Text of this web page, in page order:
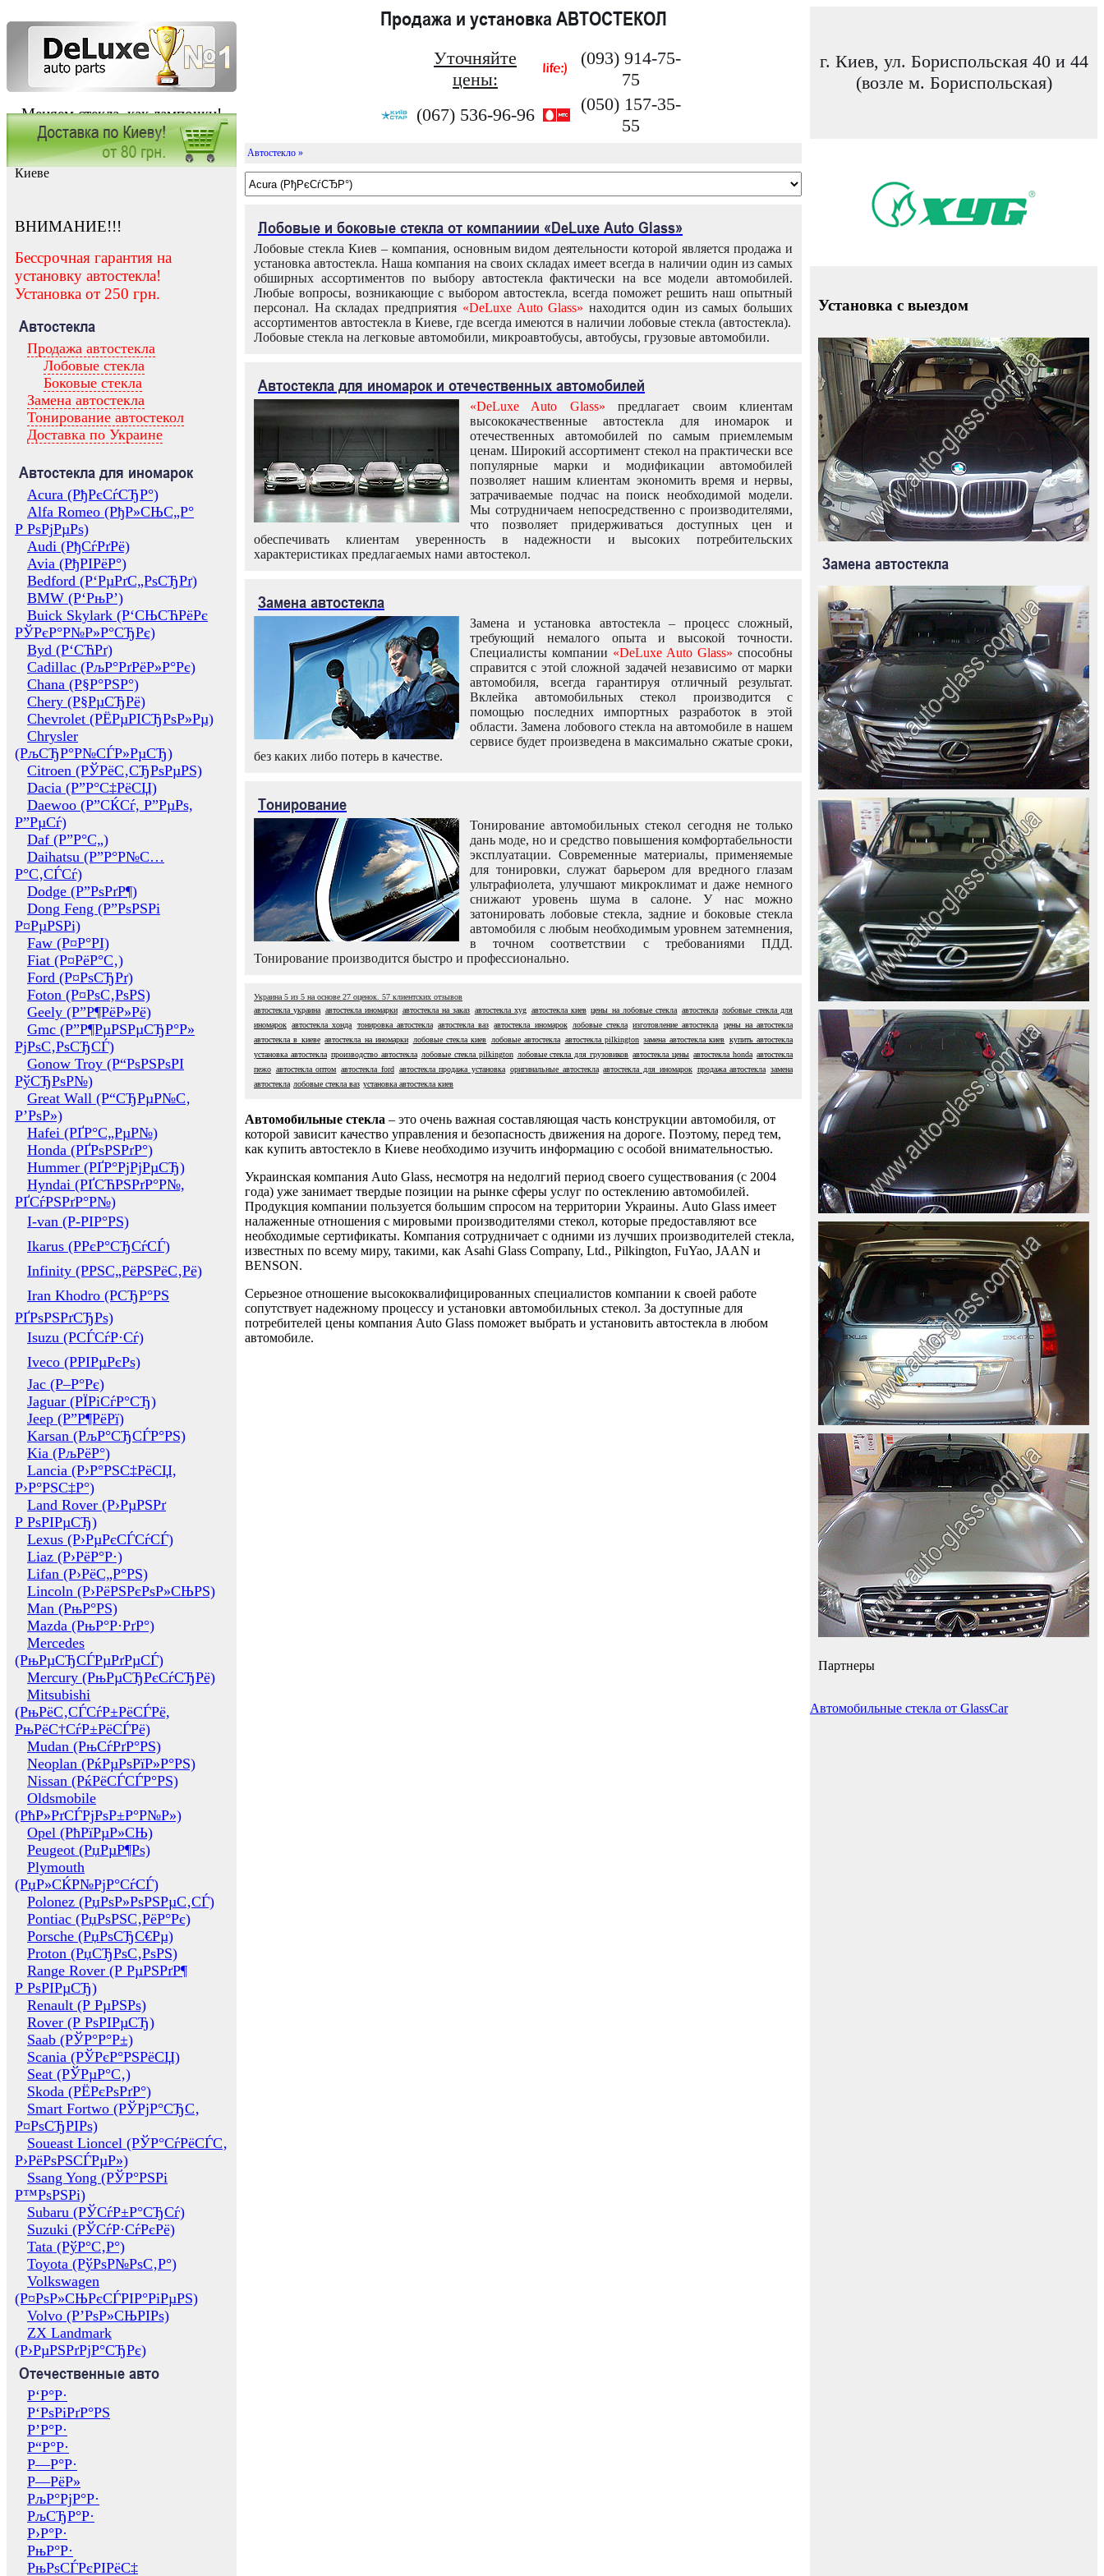
Меняем стекла, как лампочки!
Продажа и установка АВТОСТЕКОЛ
Уточняйте
цены:
(093) 914-75-
75
(067) 536-96-96
(050) 157-35-
55
г. Киев, ул. Бориспольская 40 и 44
(возле м. Бориспольская)
Заказать установку автостекла в
Киеве
ВНИМАНИЕ!!!
Бессрочная гарантия на
установку автостекла!
Установка от 250 грн.
Автостекла
Продажа автостекла
Лобовые стекла
Боковые стекла
Замена автостекла
Тонирование автостекол
Доставка по Украине
Автостекла для иномарок
Acura (РђРєСѓСЂР°)
Alfa Romeo (РђР»СЊС„Р°
Р РѕРјРµРѕ)
Audi (РђСѓРґРё)
Avia (РђРІРёР°)
Bedford (Р‘РµРґС„РѕСЂРґ)
BMW (Р‘РњР’)
Buick Skylark (Р‘СЊСЋРёРє
РЎРєР°Р№Р»Р°СЂРє)
Byd (Р‘СЋРґ)
Cadillac (РљР°РґРёР»Р°Рє)
Chana (Р§Р°РЅР°)
Chery (Р§РµСЂРё)
Chevrolet (РЁРµРІСЂРѕР»Рµ)
Chrysler
(РљСЂР°Р№СЃР»РµСЂ)
Citroen (РЎРёС‚СЂРѕРµРЅ)
Dacia (Р”Р°С‡РёСЏ)
Daewoo (Р”СЌСѓ, Р”РµРѕ,
Р”РµСѓ)
Daf (Р”Р°С„)
Daihatsu (Р”Р°Р№С…
Р°С‚СЃСѓ)
Dodge (Р”РѕРґР¶)
Dong Feng (Р”РѕРЅРі
Р¤РµРЅРі)
Faw (Р¤Р°РІ)
Fiat (Р¤РёР°С‚)
Ford (Р¤РѕСЂРґ)
Foton (Р¤РѕС‚РѕРЅ)
Geely (Р”Р¶РёР»Рё)
Gmc (Р”Р¶РµРЅРµСЂР°Р»
РјРѕС‚РѕСЂСЃ)
Gonow Troy (Р“РѕРЅРѕРІ
РўСЂРѕР№)
Great Wall (Р“СЂРµР№С‚
Р’РѕР»)
Hafei (РҐР°С„РµР№)
Honda (РҐРѕРЅРґР°)
Hummer (РҐР°РјРјРµСЂ)
Hyndai (РҐСЋРЅРґР°Р№,
РҐСѓРЅРґР°Р№)
I-van (Р-РІР°РЅ)
Ikarus (РРєР°СЂСѓСЃ)
Infinity (РРЅС„РёРЅРёС‚Рё)
Iran Khodro (РСЂР°РЅ
РҐРѕРЅРґСЂРѕ)
Isuzu (РСЃСѓР·Сѓ)
Iveco (РРІРµРєРѕ)
Jac (Р–Р°Рє)
Jaguar (РЇРіСѓР°СЂ)
Jeep (Р”Р¶РёРї)
Karsan (РљР°СЂСЃР°РЅ)
Kia (РљРёР°)
Lancia (Р›Р°РЅС‡РёСЏ,
Р›Р°РЅС‡Р°)
Land Rover (Р›РµРЅРґ
Р РѕРІРµСЂ)
Lexus (Р›РµРєСЃСѓСЃ)
Liaz (Р›РёР°Р·)
Lifan (Р›РёС„Р°РЅ)
Lincoln (Р›РёРЅРєРѕР»СЊРЅ)
Man (РњР°РЅ)
Mazda (РњР°Р·РґР°)
Mercedes
(РњРµСЂСЃРµРґРµСЃ)
Mercury (РњРµСЂРєСѓСЂРё)
Mitsubishi
(РњРёС‚СЃСѓР±РёСЃРё,
РњРёС†СѓР±РёСЃРё)
Mudan (РњСѓРґР°РЅ)
Neoplan (РќРµРѕРїР»Р°РЅ)
Nissan (РќРёСЃСЃР°РЅ)
Oldsmobile
(РћР»РґСЃРјРѕР±Р°Р№Р»)
Opel (РћРїРµР»СЊ)
Peugeot (РџРµР¶Рѕ)
Plymouth
(РџР»СЌР№РјР°СѓСЃ)
Polonez (РџРѕР»РѕРЅРµС‚СЃ)
Pontiac (РџРѕРЅС‚РёР°Рє)
Porsche (РџРѕСЂС€Рµ)
Proton (РџСЂРѕС‚РѕРЅ)
Range Rover (Р РµРЅРґР¶
Р РѕРІРµСЂ)
Renault (Р РµРЅРѕ)
Rover (Р РѕРІРµСЂ)
Saab (РЎР°Р°Р±)
Scania (РЎРєР°РЅРёСЏ)
Seat (РЎРµР°С‚)
Skoda (РЁРєРѕРґР°)
Smart Fortwo (РЎРјР°СЂС‚
Р¤РѕСЂРІРѕ)
Soueast Lioncel (РЎР°СѓРёСЃС‚
Р›РёРѕРЅСЃРµР»)
Ssang Yong (РЎР°РЅРі
Р™РѕРЅРі)
Subaru (РЎСѓР±Р°СЂСѓ)
Suzuki (РЎСѓР·СѓРєРё)
Tata (РўР°С‚Р°)
Toyota (РўРѕР№РѕС‚Р°)
Volkswagen
(Р¤РѕР»СЊРєСЃРІР°РіРµРЅ)
Volvo (Р’РѕР»СЊРІРѕ)
ZX Landmark
(Р›РµРЅРґРјР°СЂРє)
Отечественные авто
Р‘Р°Р·
Р‘РѕРіРґР°РЅ
Р’Р°Р·
Р“Р°Р·
Р—Р°Р·
Р—РёР»
РљР°РјР°Р·
РљСЂР°Р·
Р›Р°Р·
РњР°Р·
РњРѕСЃРєРІРёС‡
Автостекло »
Лобовые и боковые стекла от компаниии «DeLuxe Auto Glass»
Лобовые стекла Киев – компания, основным видом деятельности которой является продажа и
установка автостекла. Наша компания на своих складах имеет всегда в наличии один из самых
обширных ассортиментов по выбору автостекла фактически на все модели автомобилей.
Любые вопросы, возникающие с выбором автостекла, всегда поможет решить наш опытный
персонал. На складах предприятия «DeLuxe Auto Glass» находится один из самых больших
ассортиментов автостекла в Киеве, где всегда имеются в наличии лобовые стекла (автостекла).
Лобовые стекла на легковые автомобили, микроавтобусы, автобусы, грузовые автомобили.
Автостекла для иномарок и отечественных автомобилей
«DeLuxe Auto Glass» предлагает своим клиентам
высококачественные автостекла для иномарок и
отечественных автомобилей по самым приемлемым
ценам. Широкий ассортимент стекол на практически все
популярные марки и модификации автомобилей
позволяет нашим клиентам экономить время и нервы,
затрачиваемые подчас на поиск необходимой модели.
Мы сотрудничаем непосредственно с производителями,
что позволяет придерживаться доступных цен и
обеспечивать клиентам уверенность в надежности и высоких потребительских
характеристиках предлагаемых нами автостекол.
Замена автостекла
Замена и установка автостекла – процесс сложный,
требующий немалого опыта и высокой точности.
Специалисты компании «DeLuxe Auto Glass» способны
справится с этой сложной задачей независимо от марки
автомобиля, всегда гарантируя отличный результат.
Вклейка автомобильных стекол производится с
помощью последних импортных разработок в этой
области. Замена лобового стекла на автомобиле в нашем
сервисе будет произведена в максимально сжатые сроки,
без каких либо потерь в качестве.
Тонирование
Тонирование автомобильных стекол сегодня не только
дань моде, но и средство повышения комфортабельности
эксплуатации. Современные материалы, применяемые
для тонировки, служат барьером для вредного глазам
ультрафиолета, улучшают микроклимат и даже немного
снижают уровень шума в салоне. У нас можно
затонировать лобовые стекла, задние и боковые стекла
автомобиля с любым необходимым уровнем затемнения,
в точном соответствии с требованиями ПДД.
Тонирование производится быстро и профессионально.
Украина 5 из 5 на основе 27 оценок. 57 клиентских отзывов
автостекла украина автостекла иномарки автостекла на заказ автостекла xyg автостекла киев цены на лобовые стекла автостекла лобовые стекла для
иномарок автостекла хонда тонировка автостекла автостекла ваз автостекла иномарок лобовые стекла изготовление автостекла
цены на автостекла
автостекла в киеве автостекла на иномарки лобовые стекла киев лобовые автостекла автостекла pilkington замена автостекла киев купить автостекла
установка автостекла производство автостекла лобовые стекла pilkington лобовые стекла для грузовиков автостекла цены автостекла honda автостекла
пежо автостекла оптом автостекла ford автостекла продажа установка оригинальные автостекла автостекла для иномарок продажа автостекла замена
автостекла лобовые стекла ваз установка автостекла киев
Автомобильные стекла – это очень важная составляющая часть конструкции автомобиля, от
которой зависит качество управления и безопасность движения на дороге. Поэтому, перед тем,
как купить автостекло в Киеве необходимо изучить информацию с особой внимательностью.
Украинская компания Auto Glass, несмотря на недолгий период своего существования (с 2004
года) уже занимает твердые позиции на рынке сферы услуг по остеклению автомобилей.
Продукция компании пользуется большим спросом на территории Украины. Auto Glass имеет
налаженные отношения с мировыми производителями стекол, которые предоставляют все
необходимые сертификаты. Компания сотрудничает с одними из лучших производителей стекла,
известных по всему миру, такими, как Asahi Glass Company, Ltd., Pilkington, FuYao, JAAN и
BENSON.
Серьезное отношение высококвалифицированных специалистов компании к своей работе
сопутствует надежному процессу и установки автомобильных стекол. За доступные для
потребителей цены компания Auto Glass поможет выбрать и установить автостекла в любом
автомобиле.
Установка с выездом
Замена автостекла
Партнеры
Автомобильные стекла от GlassCar